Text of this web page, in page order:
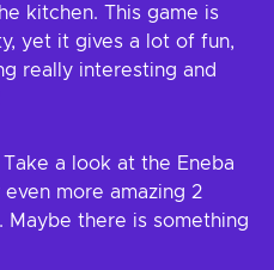
kitchen. This game is
yet it gives a lot of fun,
really interesting and
a look at the Eneba
more amazing 2
Maybe there is something